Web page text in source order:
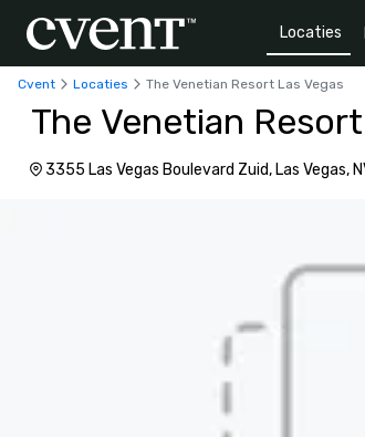
Locaties
Cvent Locaties The Venetian Resort Las Vegas
The Venetian
3355 Las Vegas Boulevard Zuid, Las Vegas,